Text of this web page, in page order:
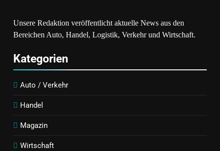
Stattdessen
Verbindlichkeit
Internationale
Neu Denkt
Unsere Redaktion veröffentlicht aktuelle News aus den
Bereichen Auto, Handel, Logistik, Verkehr und Wirtschaft.
Kategorien
Auto / Verkehr
Handel
Magazin
Wirtschaft